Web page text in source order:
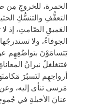
الخمرة، للخروجِ مِن
التعفُّفِ والتنسُّكِ
العَميقِ الصّامتِ، إذ
الجوفاءُ، ولا
يَتسامَوْنَ بتواضُعِهِم
فتتغلغلُ نيرانُ
أرواحِهِم لتَسبُرَ
مَرسى تنأى إليه،
عنانَ الأخيلةِ في